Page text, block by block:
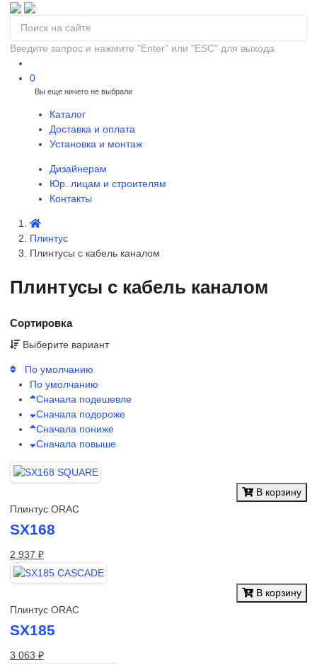
Введите запрос и нажмите "Enter" или "ESC" для выхода
0
Вы еще ничего не выбрали
Каталог
Доставка и оплата
Установка и монтаж
Дизайнерам
Юр. лицам и строителям
Контакты
Плинтус
Плинтусы с кабель каналом
Плинтусы с кабель каналом
Сортировка
Выберите вариант
По умолчанию
По умолчанию
Сначала подешевле
Сначала подороже
Сначала пониже
Сначала повыше
В корзину
Плинтус ORAC
SX168
2 937 ₽
В корзину
Плинтус ORAC
SX185
3 063 ₽